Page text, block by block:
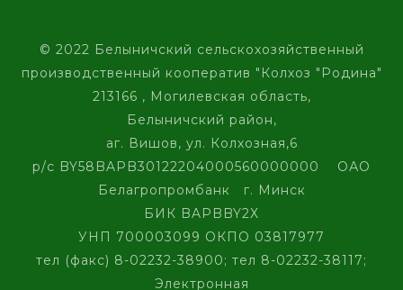
© 2022 Белыничский сельскохозяйственный
производственный кооператив "Колхоз "Родина"
213166 , Могилевская область,
Белыничский район,
аг. Вишов, ул. Колхозная,6
р/с BY58BAPB30122204000560000000 ОАО
Белагропромбанк г. Минск
БИК BAPBBY2Х
УНП 700003099 ОКПО 03817977
тел (факс) 8-02232-38900; тел 8-02232-38117;
Электронная